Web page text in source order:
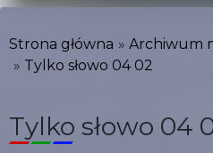
Strona główna
Archiwum
Tylko słowo 04 02
Tylko słowo 04